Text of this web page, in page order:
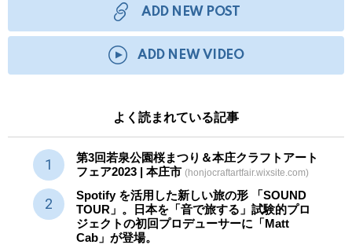
ADD NEW POST
ADD NEW VIDEO
よく読まれている記事
第3回若泉公園桜まつり＆本庄クラフトアート
フェア2023 | 本庄市 (honjocraftartfair.wixsite.com)
Spotify を活用した新しい旅の形 「SOUND
TOUR」。日本を「音で旅する」試験的プロ
ジェクトの初回プロデューサーに「Matt
Cab」が登場。